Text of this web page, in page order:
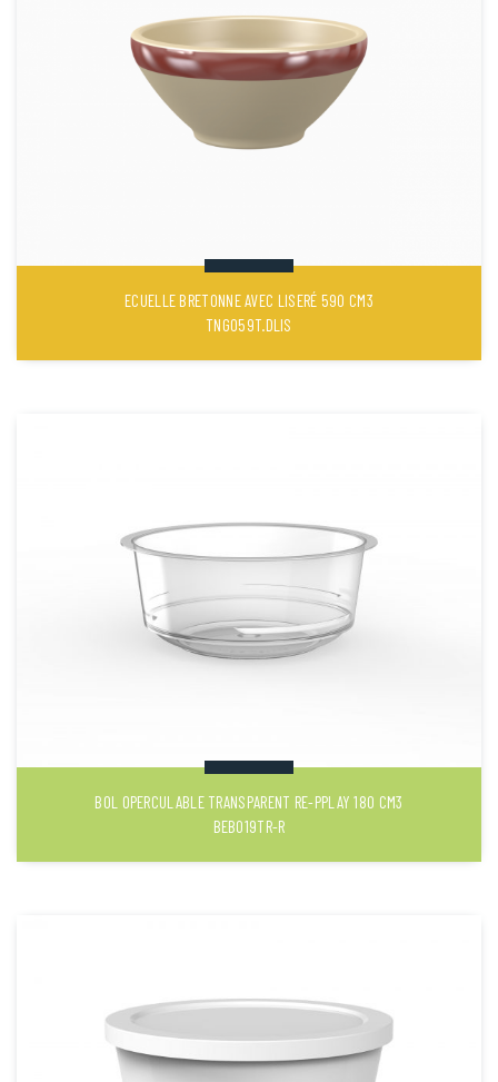
ECUELLE BRETONNE AVEC LISERÉ 590 CM3
TNG059T.DLIS
BOL OPERCULABLE TRANSPARENT RE-PPLAY 180 CM3
BEB019TR-R